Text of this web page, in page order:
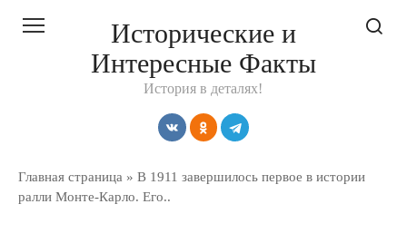
Исторические и
Интересные Факты
История в деталях!
Главная страница » В 1911 завершилось первое в истории
ралли Монте-Карло. Его..